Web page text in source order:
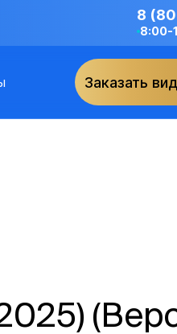
8
8:00-
Заказать